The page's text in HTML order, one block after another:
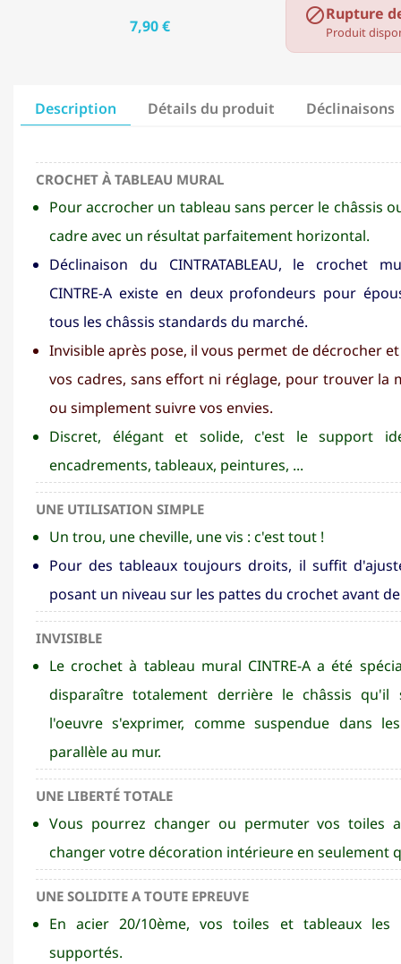
7,90 € Rupture
Produit
Description Détails du produit Déclinaisons
CROCHET À TABLEAU MURAL
Pour accrocher un tableau sans percer le châssis
cadre avec un résultat parfaitement horizontal.
Déclinaison du CINTRATABLEAU, le crochet
CINTRE-A existe en deux profondeurs pour
tous les châssis standards du marché.
Invisible après pose, il vous permet de décrocher
vos cadres, sans effort ni réglage, pour trouver la
ou simplement suivre vos envies.
Discret, élégant et solide, c'est le support
encadrements, tableaux, peintures, ...
UNE UTILISATION SIMPLE
Un trou, une cheville, une vis : c'est tout !
Pour des tableaux toujours droits, il suffit
posant un niveau sur les pattes du crochet avant
INVISIBLE
Le crochet à tableau mural CINTRE-A a été
disparaître totalement derrière le châssis qu'il
l'oeuvre s'exprimer, comme suspendue dans
parallèle au mur.
UNE LIBERTÉ TOTALE
Vous pourrez changer ou permuter vos toiles
changer votre décoration intérieure en seulement
UNE SOLIDITE A TOUTE EPREUVE
En acier 20/10ème, vos toiles et tableaux
supportés.